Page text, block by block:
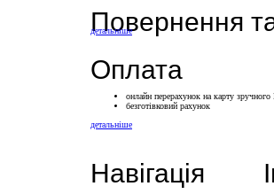
Повернення
детальніше
Оплата
онлайн перерахунок на карту
безготівковий рахунок
детальніше
Навігація